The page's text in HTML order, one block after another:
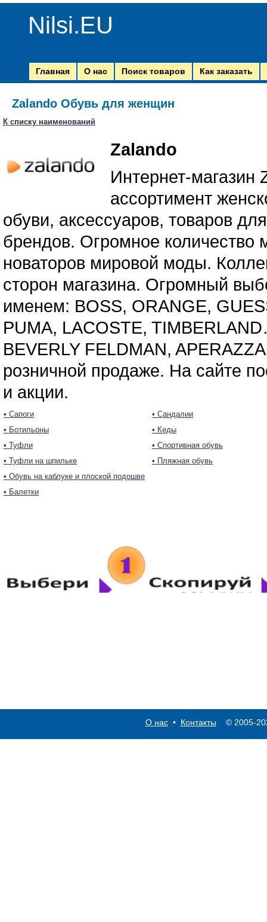
Nilsi.EU
Главная О нас Поиск товаров Как заказать
Zalando Обувь для женщин
К списку наименований
Zalando
Интернет-магазин
ассортимент
обуви, аксессуаров, товаров
брендов. Огромное количество
новаторов мировой моды.
сторон магазина. Огромный
именем: BOSS, ORANGE,
PUMA, LACOSTE,
BEVERLY FELDMAN,
розничной продаже. На сайте
и акции.
• Сапоги
• Ботильоны
• Туфли
• Туфли на шпильке
• Обувь на каблуке и плоской подошве
• Балетки
• Сандалии
• Кеды
• Спортивная обувь
• Пляжная обувь
О нас• Контакты © 2005-